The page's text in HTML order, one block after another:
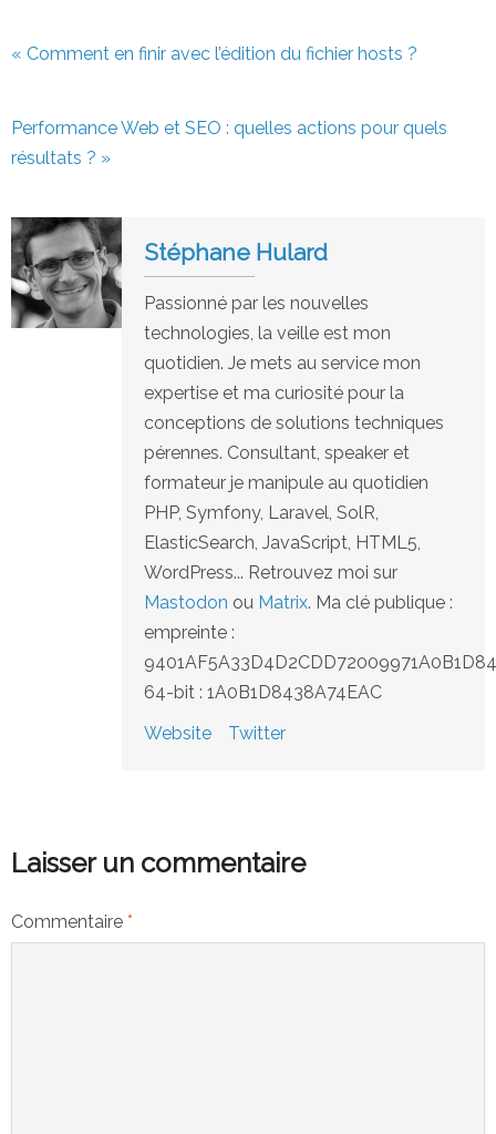
« Comment en finir avec l’édition du fichier hosts ?
Performance Web et SEO : quelles actions pour quels
résultats ? »
Stéphane Hulard
Passionné par les nouvelles
technologies, la veille est mon
quotidien. Je mets au service mon
expertise et ma curiosité pour la
conceptions de solutions techniques
pérennes. Consultant, speaker et
formateur je manipule au quotidien
PHP, Symfony, Laravel, SolR,
ElasticSearch, JavaScript, HTML5,
WordPress... Retrouvez moi sur
Mastodon ou Matrix. Ma clé publique :
empreinte :
64-bit : 1A0B1D8438A74EAC
Website
Twitter
Laisser un commentaire
Commentaire *